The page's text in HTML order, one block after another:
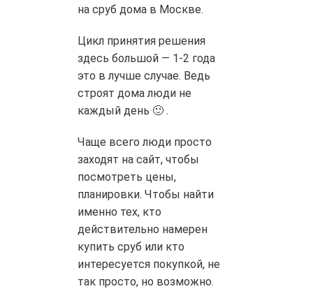
на сруб дома в Москве.
Цикл принятия решения
здесь большой — 1-2 года
это в лучше случае. Ведь
строят дома люди не
каждый день 🙂 .
Чаще всего люди просто
заходят на сайт, чтобы
посмотреть цены,
планировки. Чтобы найти
именно тех, кто
действительно намерен
купить сруб или кто
интересуется покупкой, не
так просто, но возможно.